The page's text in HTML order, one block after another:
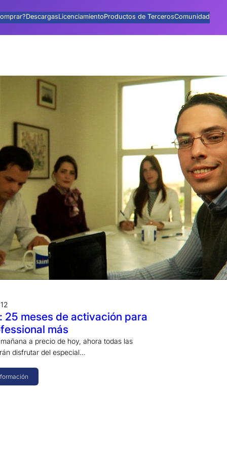
DescargasLicenciamientoProductos de TercerosComunidad
25 meses de activación para
más
a precio de hoy, ahora todas las
disfrutar del especial…